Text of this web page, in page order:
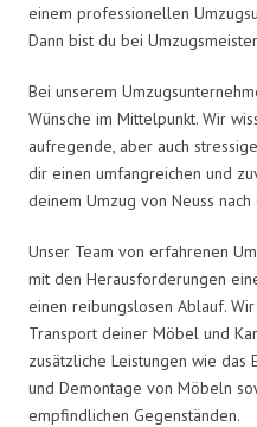
einem professionellen
Dann bist du bei
Bei unserem
Wünsche im Mittelpunkt. Wir
aufregende, aber auch
dir einen umfangreichen und
deinem Umzug von Neuss
Unser Team von erfahrenen
mit den Herausforderungen
einen reibungslosen Ablauf.
Transport deiner Möbel und
zusätzliche Leistungen wie das
und Demontage von Möbeln
empfindlichen Gegenständen.